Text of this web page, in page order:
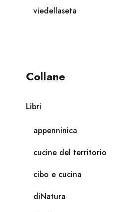
viedellaseta
Collane
Libri
appenninica
cucine del territorio
cibo e cucina
diNatura